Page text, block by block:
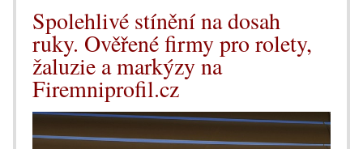
Spolehlivé stínění na dosah
ruky. Ověřené firmy pro rolety,
žaluzie a markýzy na
Firemniprofil.cz